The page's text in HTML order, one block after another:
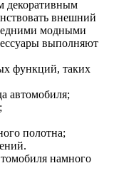
декоративным
внешний
модными
выполняют
функций, таких
автомобиля;
полотна;
намного